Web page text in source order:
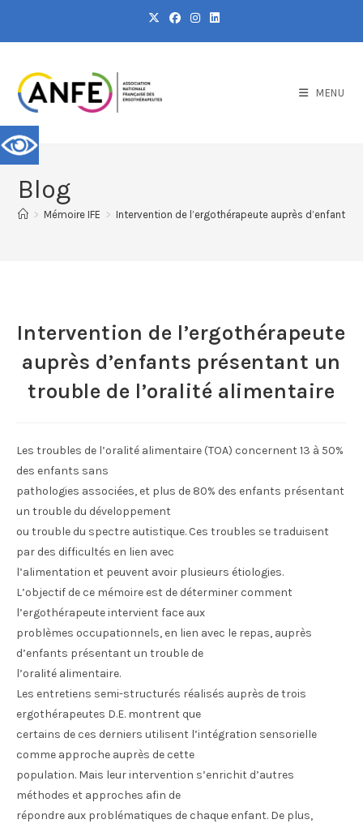
MENU
Blog
> Mémoire IFE > Intervention de l’ergothérapeute auprès d’enfants
Intervention de l’ergothérapeute
auprès d’enfants présentant un
trouble de l’oralité alimentaire
Les troubles de l’oralité alimentaire (TOA) concernent 13 à 50%
des enfants sans
pathologies associées, et plus de 80% des enfants présentant
un trouble du développement
ou trouble du spectre autistique. Ces troubles se traduisent
par des difficultés en lien avec
l’alimentation et peuvent avoir plusieurs étiologies.
L’objectif de ce mémoire est de déterminer comment
l’ergothérapeute intervient face aux
problèmes occupationnels, en lien avec le repas, auprès
d’enfants présentant un trouble de
l’oralité alimentaire.
Les entretiens semi-structurés réalisés auprès de trois
ergothérapeutes D.E. montrent que
certains de ces derniers utilisent l’intégration sensorielle
comme approche auprès de cette
population. Mais leur intervention s’enrichit d’autres
méthodes et approches afin de
répondre aux problématiques de chaque enfant. De plus,